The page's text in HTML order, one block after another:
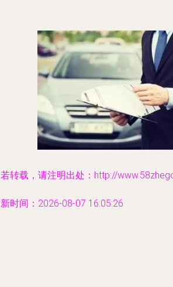
转载，请注明出处：http://
时间：2026-08-07 16:05:26